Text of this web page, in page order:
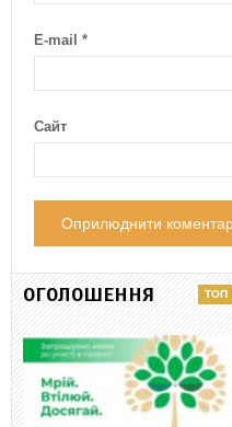
E-mail *
Сайт
ОГОЛОШЕННЯ